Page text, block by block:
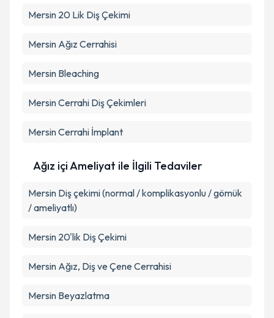
Mersin 20 Lik Diş Çekimi
Mersin Ağız Cerrahisi
Mersin Bleaching
Mersin Cerrahi Diş Çekimleri
Mersin Cerrahi İmplant
Ağız içi Ameliyat ile İlgili Tedaviler
Mersin Diş çekimi (normal / komplikasyonlu / gömük
/ ameliyatlı)
Mersin 20'lik Diş Çekimi
Mersin Ağız, Diş ve Çene Cerrahisi
Mersin Beyazlatma